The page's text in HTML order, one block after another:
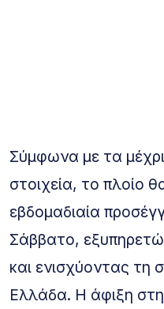
Σύμφωνα με τα
στοιχεία, το πλοίο
εβδομαδιαία
Σάββατο,
και ενισχύοντας τη
Ελλάδα. Η άφιξη